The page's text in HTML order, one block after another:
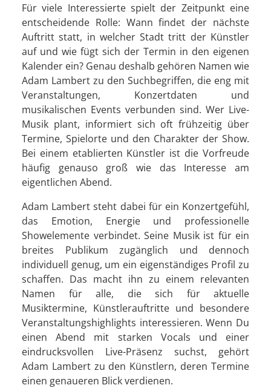
Für viele Interessierte spielt der Zeitpunkt eine
entscheidende Rolle: Wann findet der nächste
Auftritt statt, in welcher Stadt tritt der Künstler
auf und wie fügt sich der Termin in den eigenen
Kalender ein? Genau deshalb gehören Namen wie
Adam Lambert zu den Suchbegriffen, die eng mit
Veranstaltungen, Konzertdaten und
musikalischen Events verbunden sind. Wer Live-
Musik plant, informiert sich oft frühzeitig über
Termine, Spielorte und den Charakter der Show.
Bei einem etablierten Künstler ist die Vorfreude
häufig genauso groß wie das Interesse am
eigentlichen Abend.
Adam Lambert steht dabei für ein Konzertgefühl,
das Emotion, Energie und professionelle
Showelemente verbindet. Seine Musik ist für ein
breites Publikum zugänglich und dennoch
individuell genug, um ein eigenständiges Profil zu
schaffen. Das macht ihn zu einem relevanten
Namen für alle, die sich für aktuelle
Musiktermine, Künstlerauftritte und besondere
Veranstaltungshighlights interessieren. Wenn Du
einen Abend mit starken Vocals und einer
eindrucksvollen Live-Präsenz suchst, gehört
Adam Lambert zu den Künstlern, deren Termine
einen genaueren Blick verdienen.